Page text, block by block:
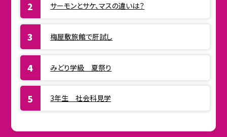
サーモンとサケ、マスの違いは？
梅屋敷旅館で肝試し
みどり学級 夏祭り
3年生 社会科見学